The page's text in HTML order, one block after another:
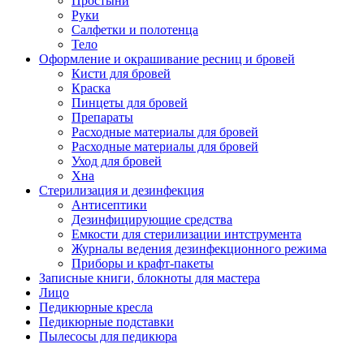
Руки
Салфетки и полотенца
Тело
Оформление и окрашивание ресниц и бровей
Кисти для бровей
Краска
Пинцеты для бровей
Препараты
Расходные материалы для бровей
Расходные материалы для бровей
Уход для бровей
Хна
Стерилизация и дезинфекция
Антисептики
Дезинфицирующие средства
Емкости для стерилизации интструмента
Журналы ведения дезинфекционного режима
Приборы и крафт-пакеты
Записные книги, блокноты для мастера
Лицо
Педикюрные кресла
Педикюрные подставки
Пылесосы для педикюра